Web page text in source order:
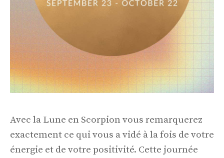
Avec la Lune en Scorpion vous remarquerez
exactement ce qui vous a vidé à la fois de votre
énergie et de votre positivité. Cette journée